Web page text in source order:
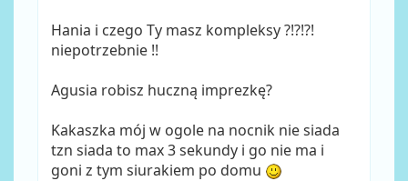
Hania i czego Ty masz kompleksy ?!?!?!
niepotrzebnie !!
Agusia robisz huczną imprezkę?
Kakaszka mój w ogole na nocnik nie siada
tzn siada to max 3 sekundy i go nie ma i
goni z tym siurakiem po domu